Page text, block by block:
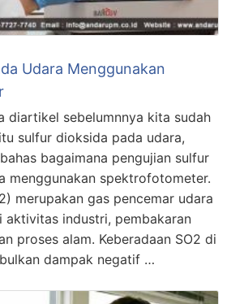
Udara Menggunakan
diartikel sebelumnnya kita sudah
sulfur dioksida pada udara,
bagaimana pengujian sulfur
menggunakan spektrofotometer.
merupakan gas pencemar udara
aktivitas industri, pembakaran
proses alam. Keberadaan SO2 di
dampak negatif …